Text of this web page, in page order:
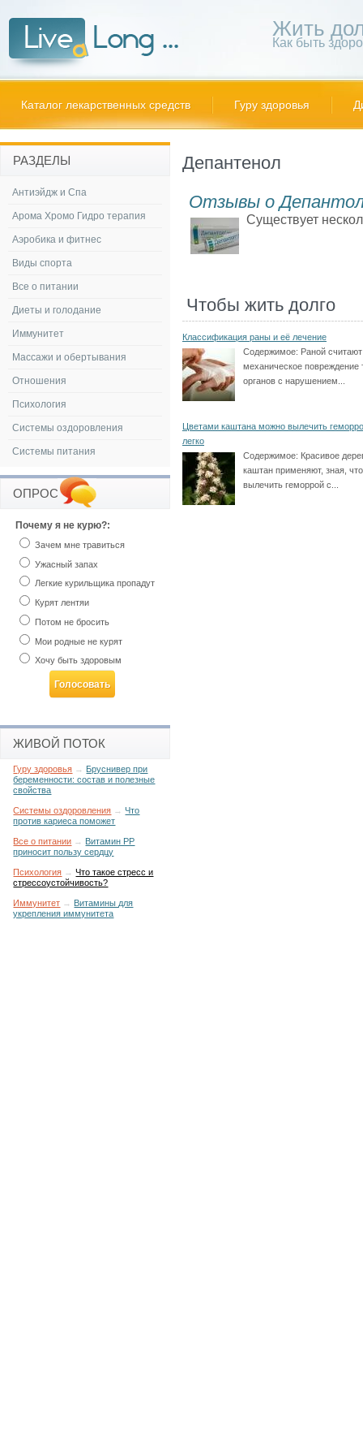
Жить
Как быть
Каталог лекарственных средств Гуру здоровья
Депантенол
Отзывы о
Существует
Чтобы жить долго
Классификация раны и её лечение
Содержимое: Раной считают
механическое повреждение
органов с нарушением...
Цветами каштана можно вылечить
легко
Содержимое: Красивое
каштан применяют, зная,
вылечить геморрой с...
РАЗДЕЛЫ
Антиэйдж и Спа
Арома Хромо Гидро терапия
Аэробика и фитнес
Виды спорта
Все о питании
Диеты и голодание
Иммунитет
Массажи и обертывания
Отношения
Психология
Системы оздоровления
Системы питания
ОПРОС
Почему я не курю?:
Зачем мне травиться
Ужасный запах
Легкие курильщика пропадут
Курят лентяи
Потом не бросить
Мои родные не курят
Хочу быть здоровым
ЖИВОЙ ПОТОК
Гуру здоровья → Бруснивер при
беременности: состав и полезные
свойства
Системы оздоровления →Что
против кариеса поможет
Все о питании → Витамин РР
приносит пользу сердцу
Психология →Что такое стресс и
стрессоустойчивость?
Иммунитет → Витамины для
укрепления иммунитета